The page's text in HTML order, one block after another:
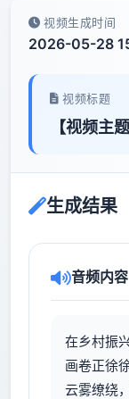
视频生成时间
2026-05-28
视频标题
【视频主
生成结果
音频内容
在乡村振
画卷正徐
云雾缭绕